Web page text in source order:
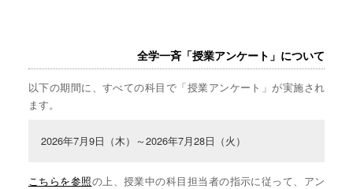
全学一斉「授業アンケート」について
以下の期間に、すべての科目で「授業アンケート」が実施され
ます。
2026年7月9日（木）～2026年7月28日（火）
こちらを参照の上、授業中の科目担当者の指示に従って、アン